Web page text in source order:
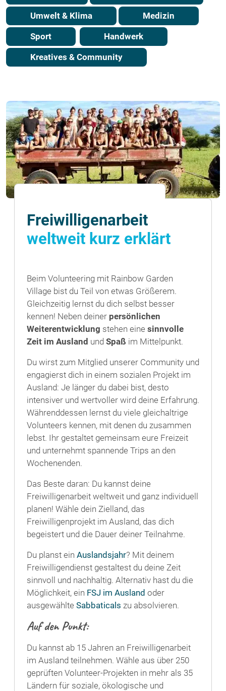
Umwelt & Klima Medizin
Sport Handwerk
Kreatives & Community
Freiwilligenarbeit
weltweit kurz erklärt
Beim Volunteering mit Rainbow Garden
Village bist du Teil von etwas Größerem.
Gleichzeitig lernst du dich selbst besser
kennen! Neben deiner persönlichen
Weiterentwicklung stehen eine sinnvolle
Zeit im Ausland und Spaß im Mittelpunkt.
Du wirst zum Mitglied unserer Community und
engagierst dich in einem sozialen Projekt im
Ausland: Je länger du dabei bist, desto
intensiver und wertvoller wird deine Erfahrung.
Währenddessen lernst du viele gleichaltrige
Volunteers kennen, mit denen du zusammen
lebst. Ihr gestaltet gemeinsam eure Freizeit
und unternehmt spannende Trips an den
Wochenenden.
Das Beste daran: Du kannst deine
Freiwilligenarbeit weltweit und ganz individuell
planen! Wähle dein Zielland, das
Freiwilligenprojekt im Ausland, das dich
begeistert und die Dauer deiner Teilnahme.
Du planst ein Auslandsjahr? Mit deinem
Freiwilligendienst gestaltest du deine Zeit
sinnvoll und nachhaltig. Alternativ hast du die
Möglichkeit, ein FSJ im Ausland oder
ausgewählte Sabbaticals zu absolvieren.
Auf den Punkt:
Du kannst ab 15 Jahren an Freiwilligenarbeit
im Ausland teilnehmen. Wähle aus über 250
geprüften Volunteer-Projekten in mehr als 35
Ländern für soziale, ökologische und